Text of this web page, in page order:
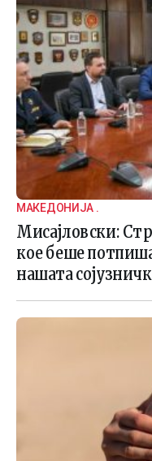
МАКЕДОНИЈА .
Мисајловски:
кое беше
нашата